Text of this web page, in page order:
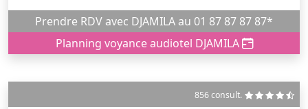
Prendre RDV avec DJAMILA au 01 87 87 87 87*
Planning voyance audiotel DJAMILA
856 consult.